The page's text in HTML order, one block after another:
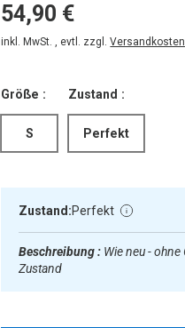
54,90 €
inkl. MwSt. , evtl. zzgl.Versandkosten
Größe :
S
Zustand :
Perfekt
Zustand:Perfekt
Beschreibung : Wie neu -
Zustand